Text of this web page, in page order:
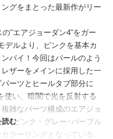
グをまとった最新作がリー
"エアジョーダン4"をガー
デルより、ピンクを基本カ
バイ！今回はパールのよう
ザーをメインに採用した一
ーツとヒールタブ部分に
使い、暗闇で光を反射する
雑なパーツ構成のエアジョ
、ピンク・グレー･パープル
ラーリングとなっている。
読む